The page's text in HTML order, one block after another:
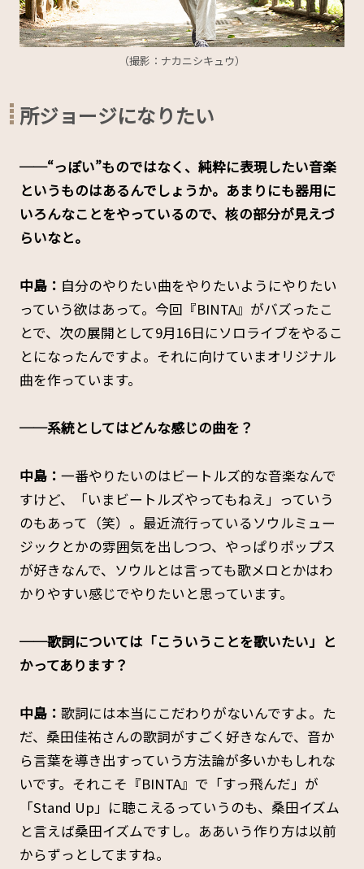
（撮影：ナカニシキュウ）
所ジョージになりたい
──“っぽい”ものではなく、純粋に表現したい音楽
というものはあるんでしょうか。あまりにも器用に
いろんなことをやっているので、核の部分が見えづ
らいなと。
中島： 自分のやりたい曲をやりたいようにやりたい
っていう欲はあって。今回『BINTA』がバズったこ
とで、次の展開として9月16日にソロライブをやるこ
とになったんですよ。それに向けていまオリジナル
曲を作っています。
──系統としてはどんな感じの曲を？
中島： 一番やりたいのはビートルズ的な音楽なんで
すけど、「いまビートルズやってもねえ」っていう
のもあって（笑）。最近流行っているソウルミュー
ジックとかの雰囲気を出しつつ、やっぱりポップス
が好きなんで、ソウルとは言っても歌メロとかはわ
かりやすい感じでやりたいと思っています。
──歌詞については「こういうことを歌いたい」と
かってあります？
中島： 歌詞には本当にこだわりがないんですよ。た
だ、桑田佳祐さんの歌詞がすごく好きなんで、音か
ら言葉を導き出すっていう方法論が多いかもしれな
いです。それこそ『BINTA』で「すっ飛んだ」が
「Stand Up」に聴こえるっていうのも、桑田イズム
と言えば桑田イズムですし。ああいう作り方は以前
からずっとしてますね。